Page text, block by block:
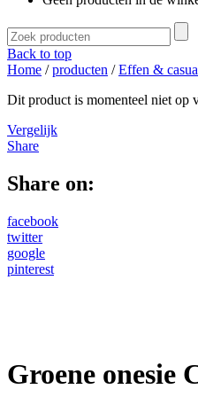
Back to top
Home /producten /Effen &
Dit product is momenteel niet op
Vergelijk
Share
Share on:
facebook
twitter
google
pinterest
Groene onesie